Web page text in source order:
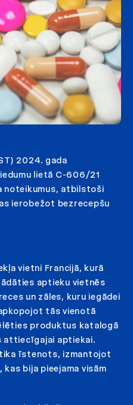
2024. gada
lietā C-606/21
noteikumus, atbilstoši
ierobežot bezrecepšu
vietni Francijā, kurā
aptieku vietnēs
un zāles, kuru iegādei
tās vienotā
produktus katalogā
aptiekai.
īstenots, izmantojot
bija pieejama visām